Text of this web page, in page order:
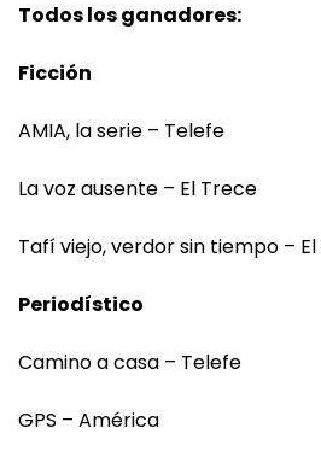
Todos los ganadores:
Ficción
AMIA, la serie – Telefe
La voz ausente – El Trece
Tafí viejo, verdor sin tiempo – El
Periodístico
Camino a casa – Telefe
GPS – América